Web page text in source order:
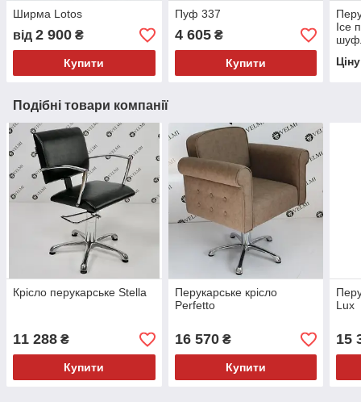
Ширма Lotos
від 2 900 ₴
Купити
Пуф 337
4 605₴
Купити
Ice
Подібні товари компанії
Крісло перукарське Stella
11 288 ₴
Купити
Перукарське крісло
Perfetto
16 570₴
Купити
Lux
15